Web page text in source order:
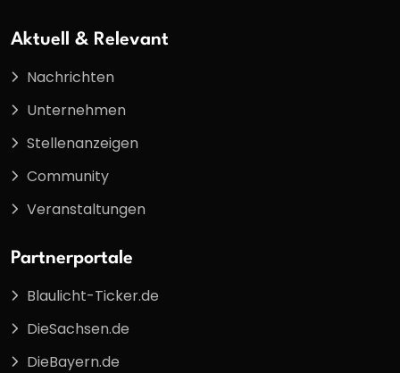
Aktuell & Relevant
Nachrichten
Unternehmen
Stellenanzeigen
Community
Veranstaltungen
Partnerportale
Blaulicht-Ticker.de
DieSachsen.de
DieBayern.de